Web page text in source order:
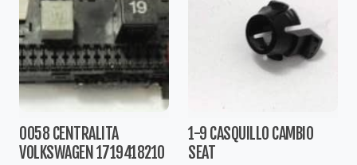
0058 CENTRALITA
VOLKSWAGEN 1719418210
1-9 CASQUILLO CAMBIO
SEAT